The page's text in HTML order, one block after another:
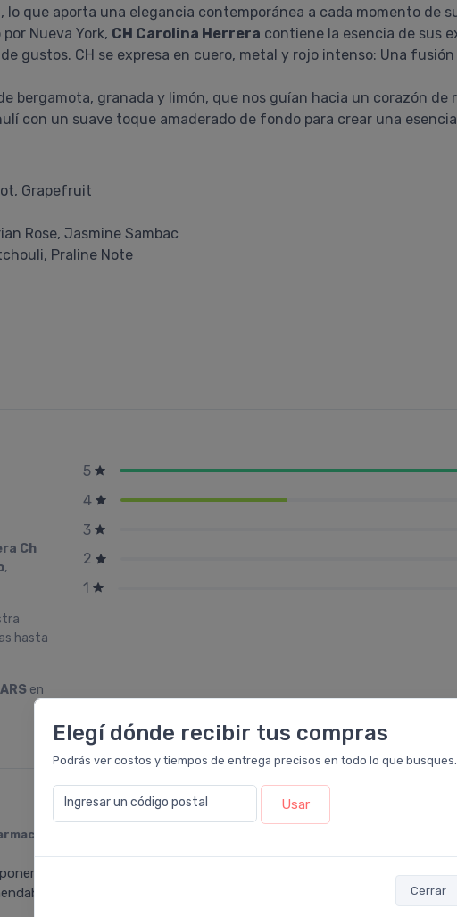
Elegí dónde recibir tus compras
Podrás ver costos y tiempos de entrega precisos en todo lo que busques.
Ingresar un código postal Usar
Cerrar
que aporta una elegancia contemporánea a cada momento de
Nueva York, CH Carolina Herrera contiene la esencia de sus
gustos. CH se expresa en cuero, metal y rojo intenso: Una
bergamota, granada y limón, que nos guían hacia un corazón de
con un suave toque amaderado de fondo para crear una
Grapefruit
Rose, Jasmine Sambac
Praline Note
Ch
,
hasta
ARS en
5
4
3
2
1
Leloir
un par de gotas. Llegó tal cual lo pactado con
en relación precio calidad
Nombre